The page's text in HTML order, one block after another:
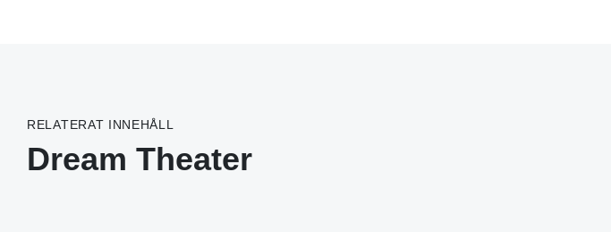
RELATERAT INNEHÅLL
Dream Theater